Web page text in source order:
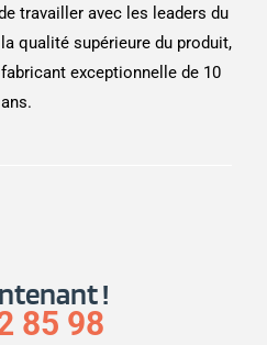
travailler avec les leaders du
qualité supérieure du produit,
exceptionnelle de 10
ans.
!
85 98